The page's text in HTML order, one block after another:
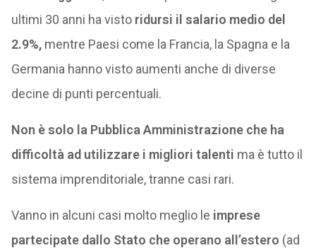
ultimi 30 anni ha visto ridursi il salario medio del
2.9%,mentre Paesi come la Francia, la Spagna e la
Germania hanno visto aumenti anche di diverse
decine di punti percentuali.
Non è solo la Pubblica Amministrazione che ha
difficoltà ad utilizzare i migliori talenti ma è tutto il
sistema imprenditoriale, tranne casi rari.
Vanno in alcuni casi molto meglio le imprese
partecipate dallo Stato che operano all’estero (ad